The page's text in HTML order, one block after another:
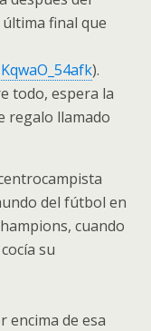
final que
).
todo, espera la
regalo llamado
del fútbol en
cuando
su
encima de esa